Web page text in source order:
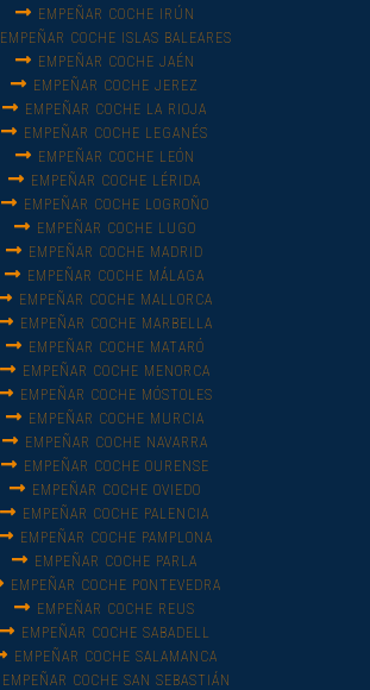
EMPEÑAR COCHE IRÚN
EMPEÑAR COCHE ISLAS BALEARES
EMPEÑAR COCHE JAÉN
EMPEÑAR COCHE JEREZ
EMPEÑAR COCHE LA RIOJA
EMPEÑAR COCHE LEGANÉS
EMPEÑAR COCHE LEÓN
EMPEÑAR COCHE LÉRIDA
EMPEÑAR COCHE LOGROÑO
EMPEÑAR COCHE LUGO
EMPEÑAR COCHE MADRID
EMPEÑAR COCHE MÁLAGA
EMPEÑAR COCHE MALLORCA
EMPEÑAR COCHE MARBELLA
EMPEÑAR COCHE MATARÓ
EMPEÑAR COCHE MENORCA
EMPEÑAR COCHE MÓSTOLES
EMPEÑAR COCHE MURCIA
EMPEÑAR COCHE NAVARRA
EMPEÑAR COCHE OURENSE
EMPEÑAR COCHE OVIEDO
EMPEÑAR COCHE PALENCIA
EMPEÑAR COCHE PAMPLONA
EMPEÑAR COCHE PARLA
EMPEÑAR COCHE PONTEVEDRA
EMPEÑAR COCHE REUS
EMPEÑAR COCHE SABADELL
EMPEÑAR COCHE SALAMANCA
EMPEÑAR COCHE SAN SEBASTIÁN